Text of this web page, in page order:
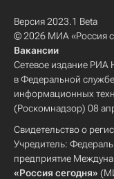
Версия 2023.1 Beta
© 2026 МИА «Россия
Вакансии
Сетевое издание РИА
в Федеральной
информационных
(Роскомнадзор) 08
Свидетельство о
Учредитель:
предприятие
«Россия сегодня»